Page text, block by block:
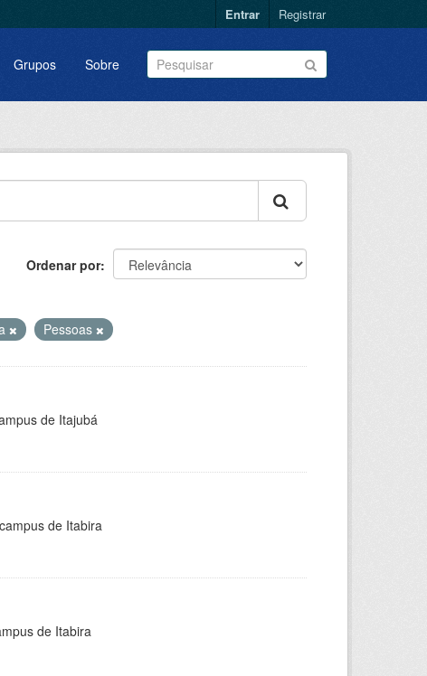
Entrar Registrar
Grupos Sobre
Ordenar por
Pessoas
de Itajubá
de Itabira
de Itabira